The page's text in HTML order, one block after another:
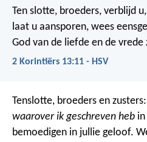
Ten slotte, broeders, verblijd
laat u aansporen, wees
God van de liefde en de vrede
2 Korintiërs 13:11 - HSV
Tenslotte, broeders en
waarover ik geschreven heb
bemoedigen in jullie geloof.